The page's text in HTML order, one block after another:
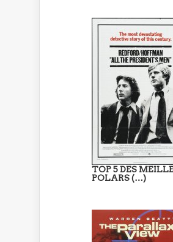
TOP 5 DES
POLARS (…)